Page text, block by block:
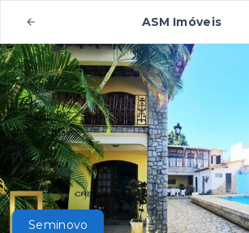
ASM Imóveis
Seminovo